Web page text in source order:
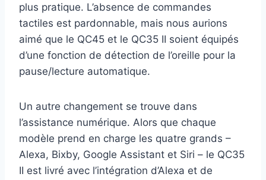
plus pratique. L’absence de commandes
tactiles est pardonnable, mais nous aurions
aimé que le QC45 et le QC35 II soient équipés
d’une fonction de détection de l’oreille pour la
pause/lecture automatique.
Un autre changement se trouve dans
l’assistance numérique. Alors que chaque
modèle prend en charge les quatre grands –
Alexa, Bixby, Google Assistant et Siri – le QC35
II est livré avec l’intégration d’Alexa et de